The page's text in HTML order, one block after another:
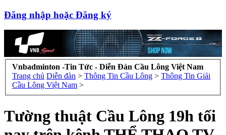
Đăng nhập hoặc Đăng ký
Vnbadminton -Tin Tức - Diễn Đàn Cầu Lông Việt Nam
Trang chủ Diễn đàn > Thông Tin Cầu Lông > Thông Tin Giải
Cầu Lông Việt Nam >
Tường thuật Cầu Lông 19h tối